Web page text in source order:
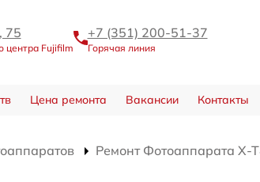
75
центра Fujifilm
+7 (351) 200-51-37
Горячая линия
Цена ремонта Вакансии Контакты
Ремонт Фотоаппарата X-